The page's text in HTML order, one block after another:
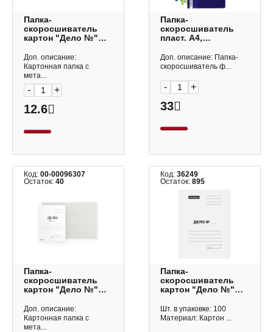
Папка-
скоросшиватель
картон "Дело №"
немелов. D00501
Dolce Costo
Доп. описание:
Картонная папка с
мета...
- +
12.6
Папка-
скоросшиватель
пласт. А4,
Риф" ассорти 62954
Erich Krause
Доп. описание: Папка-
скоросшиватель ф...
- +
33
Код: 00-00096307
Остаток: 40
Папка-
скоросшиватель
картон "Дело №"
мелов. 22051
Lamark
Доп. описание:
Картонная папка с
мета...
Код:36249
Остаток:895
Папка-
скоросшиватель
картон "Дело №"
мелов. A-
SD44M_347/158529
Шт. в упаковке: 100
Материал: Картон ...